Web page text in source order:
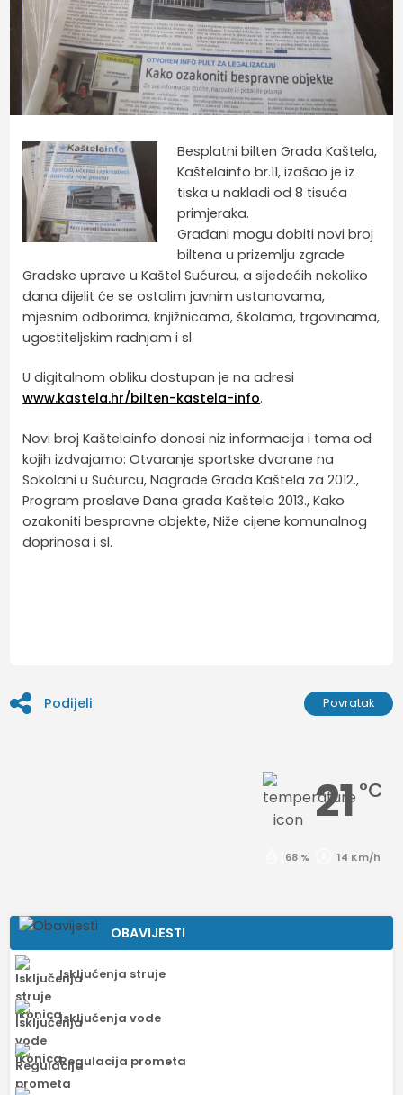
Besplatni bilten Grada Kaštela,
Kaštelainfo br.11, izašao je iz
tiska u nakladi od 8 tisuća
primjeraka.
Građani mogu dobiti novi broj
biltena u prizemlju zgrade
Gradske uprave u Kaštel Sućurcu, a sljedećih nekoliko
dana dijelit će se ostalim javnim ustanovama,
mjesnim odborima, knjižnicama, školama, trgovinama,
ugostiteljskim radnjam i sl.
U digitalnom obliku dostupan je na adresi
www.kastela.hr/bilten-kastela-info.
Novi broj Kaštelainfo donosi niz informacija i tema od
kojih izdvajamo: Otvaranje sportske dvorane na
Sokolani u Sućurcu, Nagrade Grada Kaštela za 2012.,
Program proslave Dana grada Kaštela 2013., Kako
ozakoniti bespravne objekte, Niže cijene komunalnog
doprinosa i sl.
Podijeli Povratak
21°C
68 % 14 Km/h
OBAVIJESTI
Isključenja struje
Isključenja vode
Regulacija prometa